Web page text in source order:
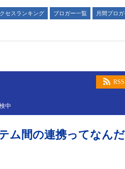
セスランキング ブロガー一覧
月間ブロ
RSS
中
ム間の連携ってなんだ